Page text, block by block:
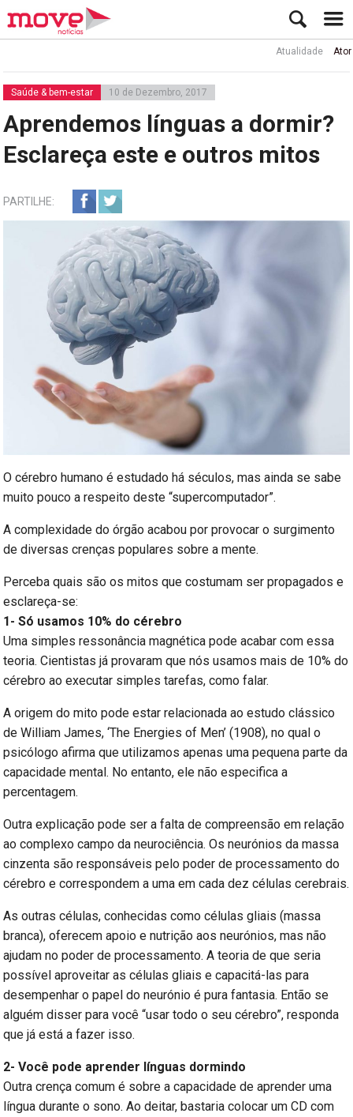
Atualidade Ator Rui
Saúde & bem-estar 10 de Dezembro, 2017
Aprendemos línguas a dormir?
Esclareça este e outros mitos
PARTILHE:
O cérebro humano é estudado há séculos, mas ainda se sabe
muito pouco a respeito deste “supercomputador”.
A complexidade do órgão acabou por provocar o surgimento
de diversas crenças populares sobre a mente.
Perceba quais são os mitos que costumam ser propagados e
esclareça-se:
1- Só usamos 10% do cérebro
Uma simples ressonância magnética pode acabar com essa
teoria. Cientistas já provaram que nós usamos mais de 10% do
cérebro ao executar simples tarefas, como falar.
A origem do mito pode estar relacionada ao estudo clássico
de William James, ‘The Energies of Men’ (1908), no qual o
psicólogo afirma que utilizamos apenas uma pequena parte da
capacidade mental. No entanto, ele não especifica a
percentagem.
Outra explicação pode ser a falta de compreensão em relação
ao complexo campo da neurociência. Os neurónios da massa
cinzenta são responsáveis pelo poder de processamento do
cérebro e correspondem a uma em cada dez células cerebrais.
As outras células, conhecidas como células gliais (massa
branca), oferecem apoio e nutrição aos neurónios, mas não
ajudam no poder de processamento. A teoria de que seria
possível aproveitar as células gliais e capacitá-las para
desempenhar o papel do neurónio é pura fantasia. Então se
alguém disser para você “usar todo o seu cérebro”, responda
que já está a fazer isso.
2- Você pode aprender línguas dormindo
Outra crença comum é sobre a capacidade de aprender uma
língua durante o sono. Ao deitar, bastaria colocar um CD com